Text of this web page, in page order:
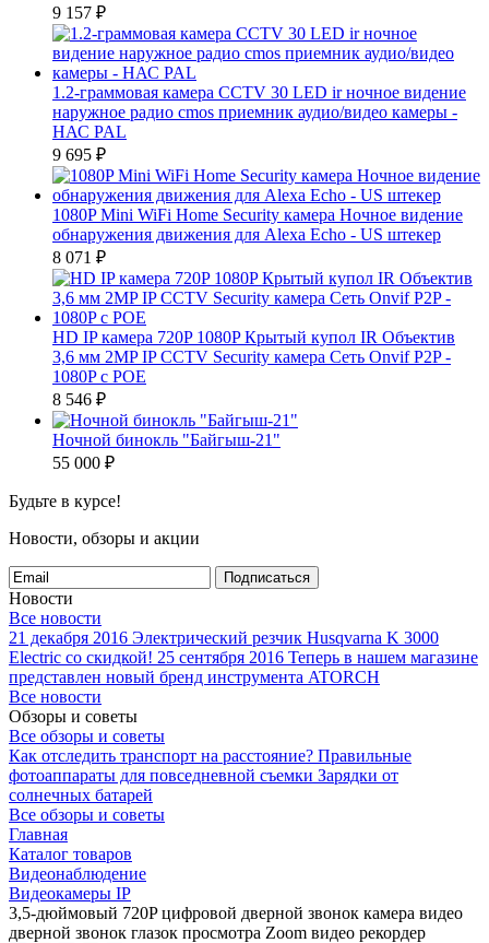
9 157 ₽
1.2-граммовая камера CCTV 30 LED ir ночное видение
наружное радио cmos приемник аудио/видео камеры -
НАС PAL
9 695 ₽
1080P Mini WiFi Home Security камера Ночное видение
обнаружения движения для Alexa Echo - US штекер
8 071 ₽
HD IP камера 720P 1080P Крытый купол IR Объектив
3,6 мм 2MP IP CCTV Security камера Сеть Onvif P2P -
1080P с POE
8 546 ₽
Ночной бинокль "Байгыш-21"
55 000 ₽
Будьте в курсе!
Новости, обзоры и акции
Подписаться
Новости
Все новости
21 декабря 2016 Электрический резчик Husqvarna K 3000
Electric со скидкой! 25 сентября 2016 Теперь в нашем магазине
представлен новый бренд инструмента ATORCH
Все новости
Обзоры и советы
Все обзоры и советы
Как отследить транспорт на расстояние? Правильные
фотоаппараты для повседневной съемки Зарядки от
солнечных батарей
Все обзоры и советы
Главная
Каталог товаров
Видеонаблюдение
Видеокамеры IP
3,5-дюймовый 720P цифровой дверной звонок камера видео
дверной звонок глазок просмотра Zoom видео рекордер